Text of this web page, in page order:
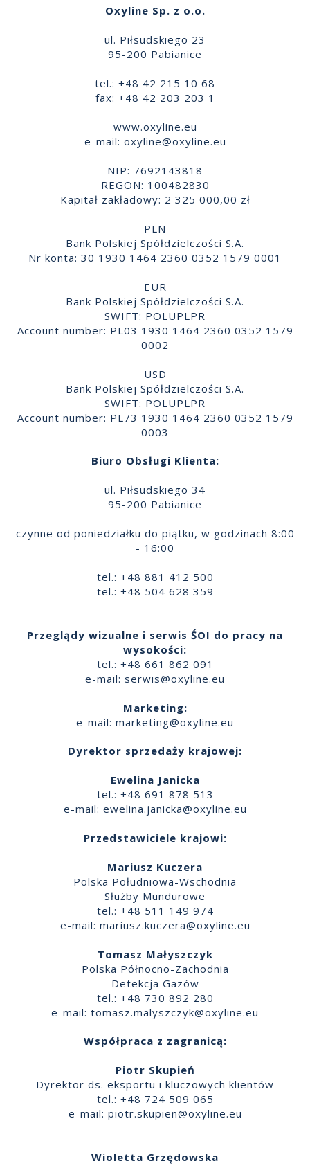
Oxyline Sp. z o.o.
ul. Piłsudskiego 23
95-200 Pabianice
tel.: +48 42 215 10 68
fax: +48 42 203 203 1
www.oxyline.eu
e-mail: oxyline@oxyline.eu
NIP: 7692143818
REGON: 100482830
Kapitał zakładowy: 2 325 000,00 zł
PLN
Bank Polskiej Spółdzielczości S.A.
Nr konta: 30 1930 1464 2360 0352 1579 0001
EUR
Bank Polskiej Spółdzielczości S.A.
SWIFT: POLUPLPR
Account number: PL03 1930 1464 2360 0352 1579
0002
USD
Bank Polskiej Spółdzielczości S.A.
SWIFT: POLUPLPR
Account number: PL73 1930 1464 2360 0352 1579
0003
Biuro Obsługi Klienta:
ul. Piłsudskiego 34
95-200 Pabianice
czynne od poniedziałku do piątku, w godzinach 8:00
- 16:00
tel.: +48 881 412 500
tel.: +48 504 628 359
Przeglądy wizualne i serwis ŚOI do pracy na
wysokości:
tel.: +48 661 862 091
e-mail: serwis@oxyline.eu
Marketing:
e-mail: marketing@oxyline.eu
Dyrektor sprzedaży krajowej:
Ewelina Janicka
tel.: +48 691 878 513
e-mail: ewelina.janicka@oxyline.eu
Przedstawiciele krajowi:
Mariusz Kuczera
Polska Południowa-Wschodnia
Służby Mundurowe
tel.: +48 511 149 974
e-mail: mariusz.kuczera@oxyline.eu
Tomasz Małyszczyk
Polska Północno-Zachodnia
Detekcja Gazów
tel.: +48 730 892 280
e-mail: tomasz.malyszczyk@oxyline.eu
Współpraca z zagranicą:
Piotr Skupień
Dyrektor ds. eksportu i kluczowych klientów
tel.: +48 724 509 065
e-mail: piotr.skupien@oxyline.eu
Wioletta Grzędowska